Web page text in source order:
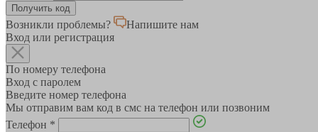
Возникли проблемы?
Напишите нам
Вход или регистрация
По номеру телефона
Вход с паролем
Введите номер телефона
Мы отправим вам код в смс на телефон или позвоним
Телефон *